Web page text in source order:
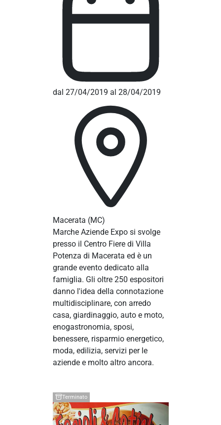
dal 27/04/2019 al 28/04/2019
Macerata (MC)
Marche Aziende Expo si svolge
presso il Centro Fiere di Villa
Potenza di Macerata ed è un
grande evento dedicato alla
famiglia. Gli oltre 250 espositori
danno l'idea della connotazione
multidisciplinare, con arredo
casa, giardinaggio, auto e moto,
enogastronomia, sposi,
benessere, risparmio energetico,
moda, edilizia, servizi per le
aziende e molto altro ancora.
Terminato